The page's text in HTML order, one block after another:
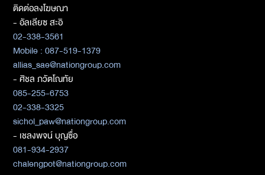
ติดต่อลงโฆษณา
- อัลเลียซ สะอิ
02-338-3561
Mobile : 087-519-1379
allias_sae@nationgroup.com
- ศิชล ภวัตโณทัย
085-255-6753
02-338-3325
sichol_paw@nationgroup.com
- เชลงพจน์ บุญซื่อ
081-934-2937
chalengpot@nationgroup.com